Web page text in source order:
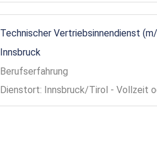
Technischer Vertriebsinnendienst
Innsbruck
Berufserfahrung
Dienstort: Innsbruck/Tirol - Vollzeit